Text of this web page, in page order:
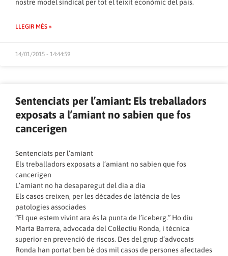
nostre model sindical per tot el teixit econòmic del país.
LLEGIR MÉS »
14/01/2015 - 14:44:59
Sentenciats per l’amiant: Els treballadors
exposats a l’amiant no sabien que fos
cancerigen
Sentenciats per l’amiant
Els treballadors exposats a l’amiant no sabien que fos
cancerigen
L’amiant no ha desaparegut del dia a dia
Els casos creixen, per les dècades de latència de les
patologies associades
“El que estem vivint ara és la punta de l’iceberg.” Ho diu
Marta Barrera, advocada del Col·lectiu Ronda, i tècnica
superior en prevenció de riscos. Des del grup d’advocats
Ronda han portat ben bé dos mil casos de persones afectades